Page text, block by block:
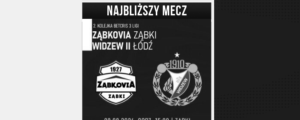
NAJBLIŻSZY MECZ